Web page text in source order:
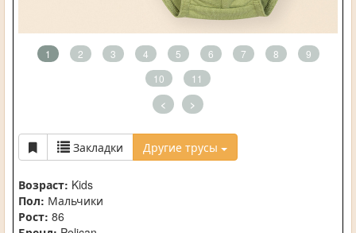
1 2 3 4 5 6 7 8
9
10
11
< >
Закладки Другие трусы
Возраст: Kids
Пол: Мальчики
Рост: 86